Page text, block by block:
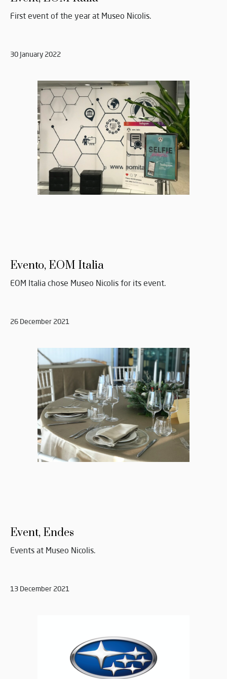
First event of the year at Museo Nicolis.
30 January 2022
Evento, EOM Italia
EOM Italia chose Museo Nicolis for its event.
26 December 2021
Event, Endes
Events at Museo Nicolis.
13 December 2021